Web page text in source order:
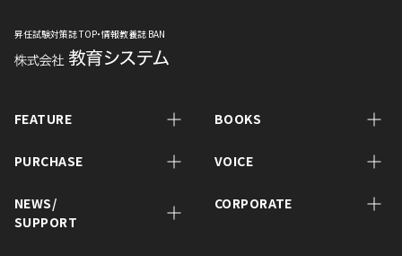
昇任試験対策誌 TOP・情報教養誌 BAN
FEATURE BOOKS
PURCHASE VOICE
NEWS/
SUPPORT
CORPORATE